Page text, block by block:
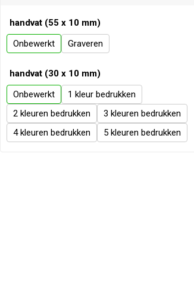
handvat (55 x 10 mm)
Onbewerkt
Graveren
handvat (30 x 10 mm)
Onbewerkt
1
2
3
4
5